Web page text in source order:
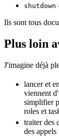
shutdown
Ils sont tous
Plus loin
J'imagine déjà
lancer et
viennent
simplifier
roles et
traiter des
des